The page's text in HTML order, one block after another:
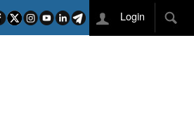
Login